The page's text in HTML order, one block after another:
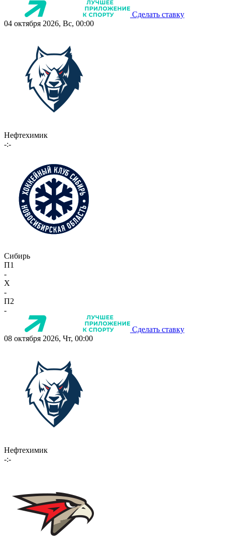
Сделать ставку
04 октября 2026, Вс, 00:00
Нефтехимик
-:-
Сибирь
П1
-
X
-
П2
-
Сделать ставку
08 октября 2026, Чт, 00:00
Нефтехимик
-:-